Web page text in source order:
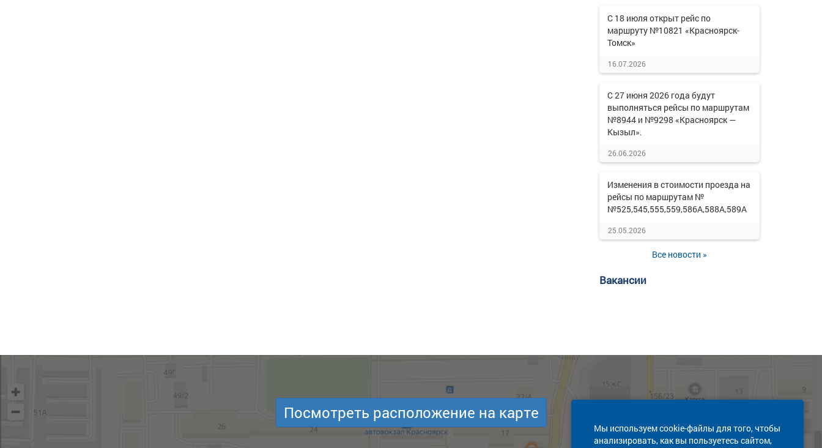
С 18 июля открыт рейс по
маршруту №10821 «Красноярск-
Томск»
16.07.2026
С 27 июня 2026 года будут
выполняться рейсы по маршрутам
№8944 и №9298 «Красноярск —
Кызыл».
26.06.2026
Изменения в стоимости проезда на
рейсы по маршрутам №
№525,545,555,559,586А,588А,589А
25.05.2026
Все новости »
Вакансии
Мы используем cookie-файлы для того, чтобы
анализировать, как вы пользуетесь сайтом,
Посмотреть расположение на карте